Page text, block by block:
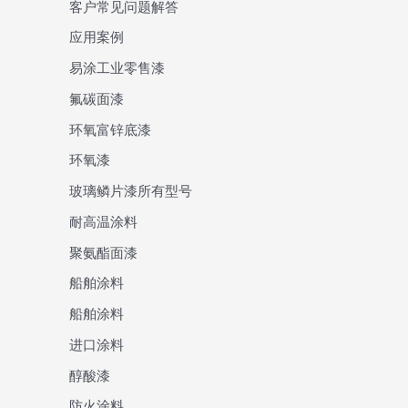
客户常见问题解答
应用案例
易涂工业零售漆
氟碳面漆
环氧富锌底漆
环氧漆
玻璃鳞片漆所有型号
耐高温涂料
聚氨酯面漆
船舶涂料
船舶涂料
进口涂料
醇酸漆